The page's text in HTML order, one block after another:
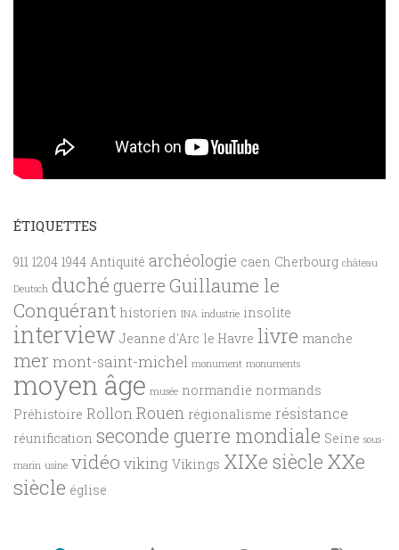
ÉTIQUETTES
911 1204 1944 Antiquité archéologie caen Cherbourg château
Deutsch duché guerreGuillaume le
Conquérant historien INA industrie insolite
interview Jeanne d'Arc le Havre livre manche
mermont-saint-michel monument monuments
moyen âge musée normandie normands
Préhistoire RollonRouen régionalisme résistance
réunification seconde guerre mondiale Seine sous-
marin usine vidéo viking Vikings XIXe siècle XXe
siècle église